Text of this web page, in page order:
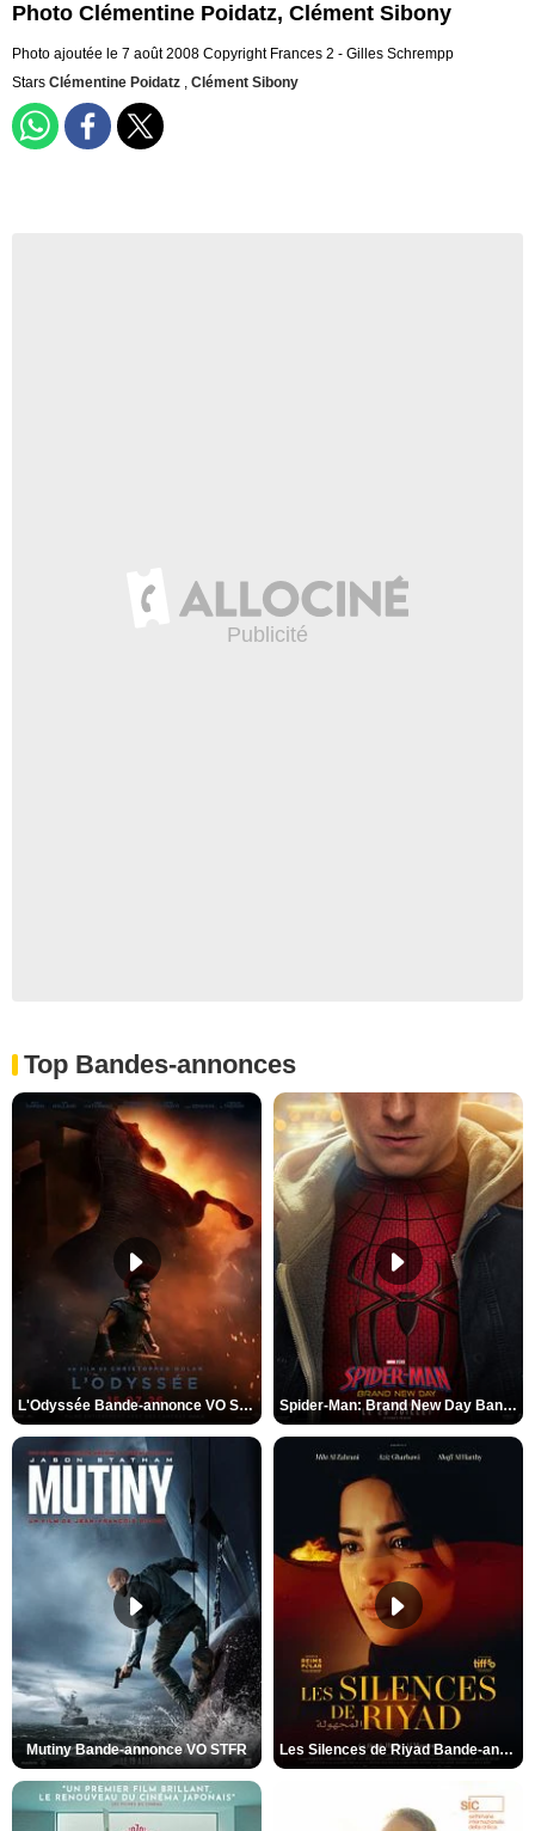
Photo Clémentine Poidatz, Clément Sibony
Photo ajoutée le 7 août 2008 Copyright Frances 2 - Gilles Schrempp
Stars Clémentine Poidatz , Clément Sibony
Top Bandes-annonces
L'Odyssée Bande-annonce VO STFR Spider-Man: Brand New Day Bande-annonce VO STFR
Mutiny Bande-annonce VO STFR Les Silences de Riyad Bande-annonce VO STFR